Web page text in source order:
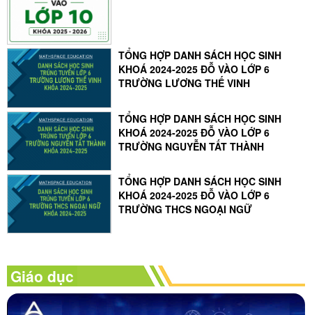
TỔNG HỢP DANH SÁCH HỌC SINH
KHOÁ 2024-2025 ĐỖ VÀO LỚP 6
TRƯỜNG LƯƠNG THẾ VINH
TỔNG HỢP DANH SÁCH HỌC SINH
KHOÁ 2024-2025 ĐỖ VÀO LỚP 6
TRƯỜNG NGUYỄN TẤT THÀNH
TỔNG HỢP DANH SÁCH HỌC SINH
KHOÁ 2024-2025 ĐỖ VÀO LỚP 6
TRƯỜNG THCS NGOẠI NGỮ
Giáo dục